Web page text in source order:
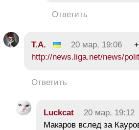
Ответить
Т.А. 20 мар, 19:06
http://news.liga.net/news/
Ответить
Luckcat 20 мар, 19:12
Макаров вслед за